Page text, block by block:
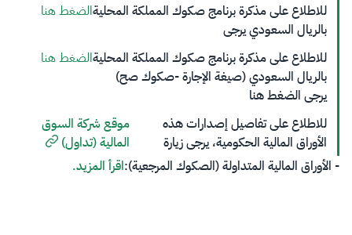
للاطلاع على مذكرة برنامج صكوك المملكة المحلية
بالريال السعودي​ يرجى
الضغط هنا
للاطلاع على مذكرة برنامج صكوك المملكة المحلية
بالريال السعودي (صيغة الإجارة -صكوك صح)​
يرجى الضغط هنا​​
الضغط هنا
للاطلاع​ على تفاصيل إصدارات هذه
الأوراق المالية الحكومية، يرجى زيارة
موقع شركة السوق
المالية (تداول)
- الأوراق المالية المتداولة (الصكوك المرجعية):اقرأ المزيد.